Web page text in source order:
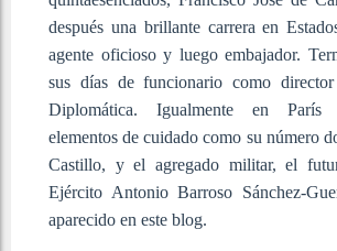
después una brillante carrera en
agente oficioso y luego embajador.
sus días de funcionario como
Diplomática. Igualmente en París
elementos de cuidado como su número
Castillo, y el agregado militar, el
Ejército Antonio Barroso Sánchez-
aparecido en este blog.